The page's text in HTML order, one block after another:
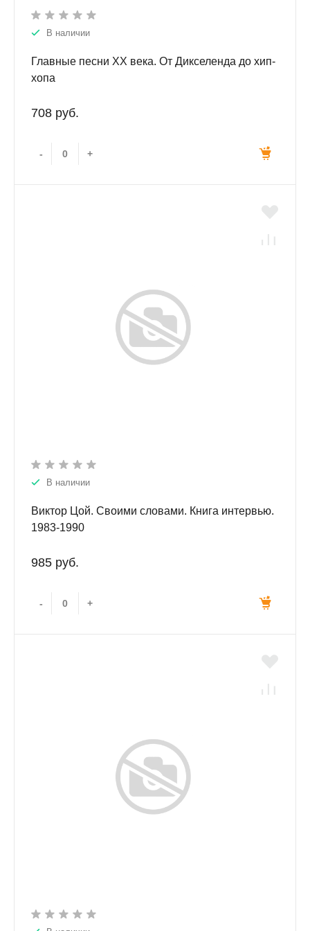
В наличии
Главные песни ХХ века. От Дикселенда до хип-
хопа
708 руб.
- +
В наличии
Виктор Цой. Своими словами. Книга интервью.
1983-1990
985 руб.
- +